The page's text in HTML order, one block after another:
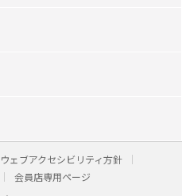
ウェブアクセシビリティ方針
会員店専用ページ